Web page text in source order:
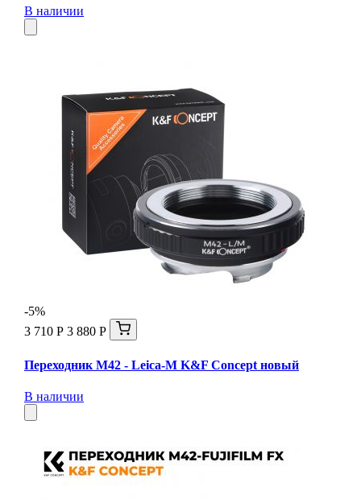
В наличии
-5%
3 710 Р 3 880 Р
Переходник M42 - Leica-M K&F Concept новый
В наличии